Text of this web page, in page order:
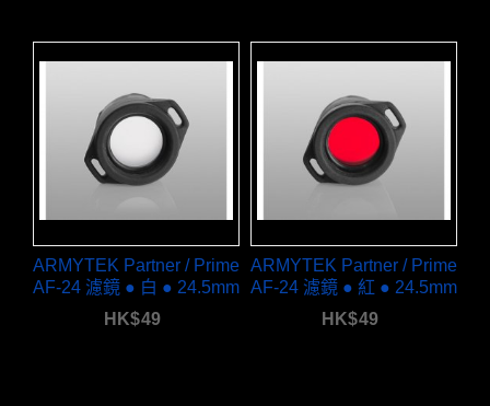
ARMYTEK Partner / Prime
AF-24 濾鏡 ● 白 ● 24.5mm
HK$49
ARMYTEK Partner / Prime
AF-24 濾鏡 ● 紅 ● 24.5mm
HK$49